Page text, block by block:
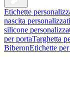
Etichette
nascita personalizzati
silicone
per portaTarghetta
BiberonEtichette